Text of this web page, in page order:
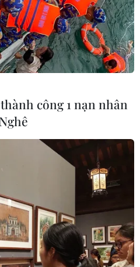
Việt Nam vẫn
Lan, đội tuyển Viêt Nam
công 1 nạn nhân